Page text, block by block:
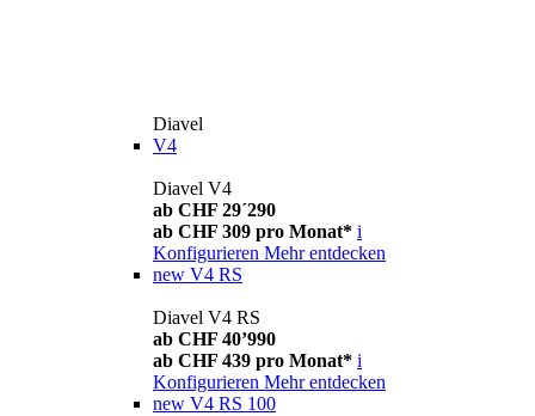
Diavel
V4
Diavel V4
ab CHF 29´290
ab CHF 309 pro Monat* i
Konfigurieren Mehr entdecken
new V4 RS
Diavel V4 RS
ab CHF 40’990
ab CHF 439 pro Monat* i
Konfigurieren Mehr entdecken
new V4 RS 100